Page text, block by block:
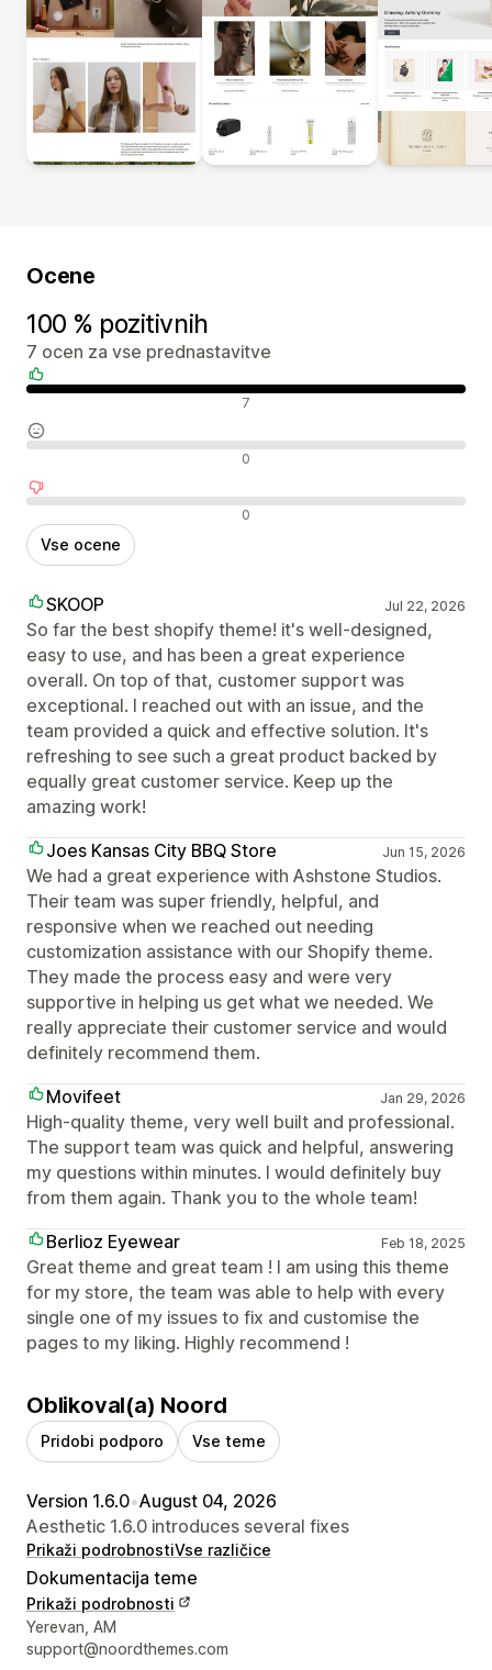
Ocene
100 % pozitivnih
7 ocen za vse prednastavitve
Pozitivne ocene 7
Nevtralne ocene 0
Negativne ocene 0
Vse ocene
SKOOP Jul 22, 2026
So far the best shopify theme! it's well-designed,
easy to use, and has been a great experience
overall. On top of that, customer support was
exceptional. I reached out with an issue, and the
team provided a quick and effective solution. It's
refreshing to see such a great product backed by
equally great customer service. Keep up the
amazing work!
Joes Kansas City BBQ Store
Jun 15, 2026
We had a great experience with Ashstone Studios.
Their team was super friendly, helpful, and
responsive when we reached out needing
customization assistance with our Shopify theme.
They made the process easy and were very
supportive in helping us get what we needed. We
really appreciate their customer service and would
definitely recommend them.
Movifeet
Jan 29, 2026
High-quality theme, very well built and professional.
The support team was quick and helpful, answering
my questions within minutes. I would definitely buy
from them again. Thank you to the whole team!
Berlioz Eyewear
Feb 18, 2025
Great theme and great team ! I am using this theme
for my store, the team was able to help with every
single one of my issues to fix and customise the
pages to my liking. Highly recommend !
Oblikoval(a) Noord
Pridobi podporo Vse teme
Version 1.6.0•August 04, 2026
Aesthetic 1.6.0 introduces several fixes
Prikaži podrobnostiVse različice
Dokumentacija teme
Prikaži podrobnosti
Podatki za stik z oblikovalcem
Yerevan, AM
support@noordthemes.com